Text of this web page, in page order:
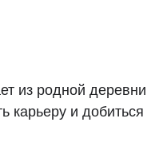
из родной деревни
карьеру и добиться